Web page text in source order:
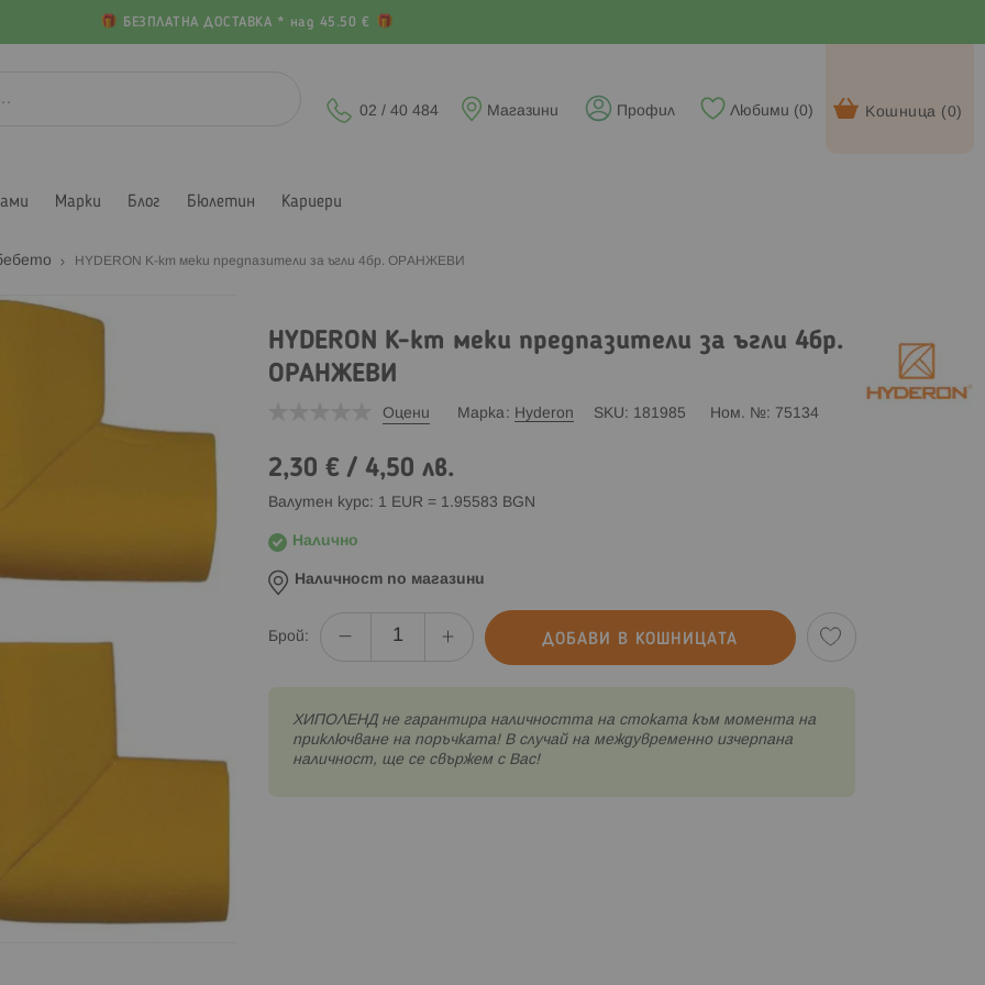
БЕЗПЛАТНА ДОСТАВКА * над 45.50 €
Кошница (0)
Любими (0)
Профил
Магазини
02 / 40 484
Марки Блог Бюлетин Кариери
HYDERON К-кт меки предпазители за ъгли 4бр. ОРАНЖЕВИ
HYDERON К-кт меки предпазители за ъгли 4бр.
ОРАНЖЕВИ
Оцени Марка Hyderon SKU 181985 Ном. № 75134
2,30 €/ 4,50 лв.
Валутен курс: 1 EUR = 1.95583 BGN
Налично
Наличност по магазини
Брой: ДОБАВИ В КОШНИЦАТА
XИПОЛЕНД не гарантира наличността на стоката към момента на
приключване на поръчката! В случай на междувременно изчерпана
наличност, ще се свържем с Вас!